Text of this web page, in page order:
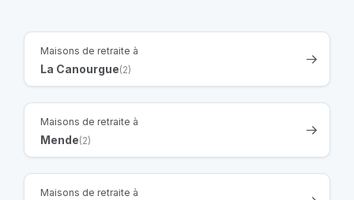
Maisons de retraite à
La Canourgue(2)
Maisons de retraite à
Mende(2)
Maisons de retraite à